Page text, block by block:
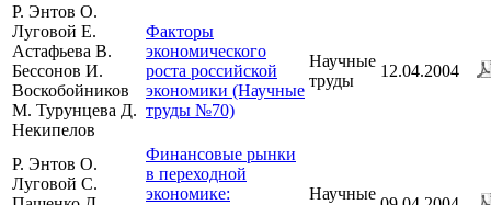
Р. Энтов О.
Луговой Е.
Астафьева В.
Бессонов И.
Воскобойников
М. Турунцева Д.
Некипелов
Факторы
экономического
роста российской
экономики (Научные
труды №70)
Научные
труды
12.04.2004
Р. Энтов О.
Луговой С.
Финансовые рынки
в переходной
экономике:
Научные